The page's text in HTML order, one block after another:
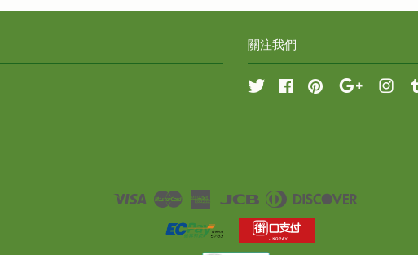
關注我們
Twitter FacebookPinterest Google
Visa Master
American
JCB
Diners